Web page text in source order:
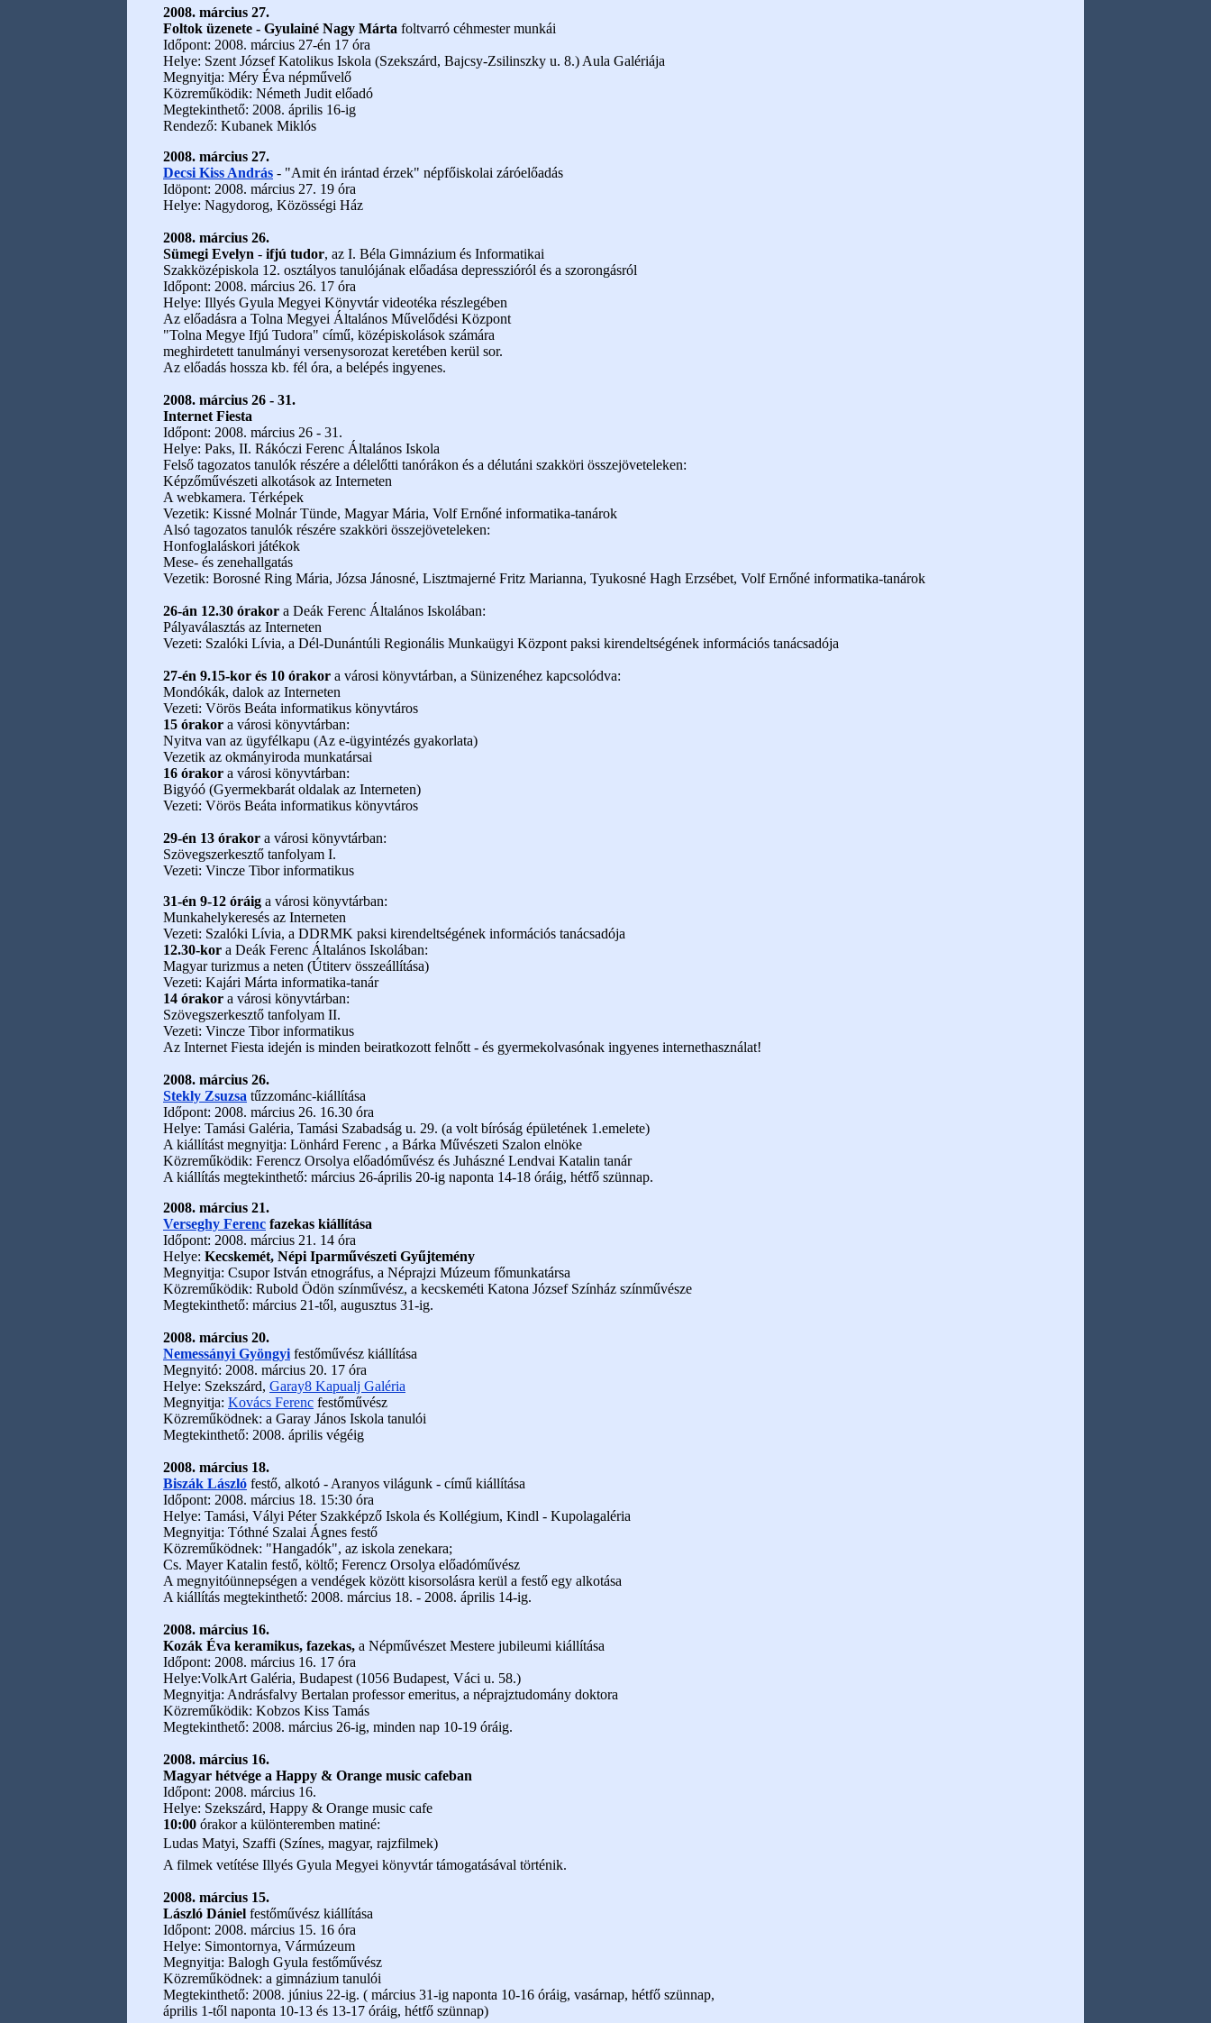
2008. március 27.
Foltok üzenete - Gyulainé Nagy Márta foltvarró céhmester munkái
Időpont: 2008. március 27-én 17 óra
Helye: Szent József Katolikus Iskola (Szekszárd, Bajcsy-Zsilinszky u. 8.) Aula Galériája
Megnyitja: Méry Éva népművelő
Közreműködik: Németh Judit előadó
Megtekinthető: 2008. április 16-ig
Rendező: Kubanek Miklós
2008. március 27.
Decsi Kiss András - "Amit én irántad érzek" népfőiskolai záróelőadás
Idöpont: 2008. március 27. 19 óra
Helye: Nagydorog, Közösségi Ház
2008. március 26.
Sümegi Evelyn - ifjú tudor, az I. Béla Gimnázium és Informatikai
Szakközépiskola 12. osztályos tanulójának előadása depresszióról és a szorongásról
Időpont: 2008. március 26. 17 óra
Helye: Illyés Gyula Megyei Könyvtár videotéka részlegében
Az előadásra a Tolna Megyei Általános Művelődési Központ
"Tolna Megye Ifjú Tudora" című, középiskolások számára
meghirdetett tanulmányi versenysorozat keretében kerül sor.
Az előadás hossza kb. fél óra, a belépés ingyenes.
2008. március 26 - 31.
Internet Fiesta
Időpont: 2008. március 26 - 31.
Helye: Paks, II. Rákóczi Ferenc Általános Iskola
Felső tagozatos tanulók részére a délelőtti tanórákon és a délutáni szakköri összejöveteleken:
Képzőművészeti alkotások az Interneten
A webkamera. Térképek
Vezetik: Kissné Molnár Tünde, Magyar Mária, Volf Ernőné informatika-tanárok
Alsó tagozatos tanulók részére szakköri összejöveteleken:
Honfoglaláskori játékok
Mese- és zenehallgatás
Vezetik: Borosné Ring Mária, Józsa Jánosné, Lisztmajerné Fritz Marianna, Tyukosné Hagh Erzsébet, Volf Ernőné informatika-tanárok
26-án 12.30 órakor a Deák Ferenc Általános Iskolában:
Pályaválasztás az Interneten
Vezeti: Szalóki Lívia, a Dél-Dunántúli Regionális Munkaügyi Központ paksi kirendeltségének információs tanácsadója
27-én 9.15-kor és 10 órakor a városi könyvtárban, a Sünizenéhez kapcsolódva:
Mondókák, dalok az Interneten
Vezeti: Vörös Beáta informatikus könyvtáros
15 órakor a városi könyvtárban:
Nyitva van az ügyfélkapu (Az e-ügyintézés gyakorlata)
Vezetik az okmányiroda munkatársai
16 órakor a városi könyvtárban:
Bigyóó (Gyermekbarát oldalak az Interneten)
Vezeti: Vörös Beáta informatikus könyvtáros
29-én 13 órakor a városi könyvtárban:
Szövegszerkesztő tanfolyam I.
Vezeti: Vincze Tibor informatikus
31-én 9-12 óráig a városi könyvtárban:
Munkahelykeresés az Interneten
Vezeti: Szalóki Lívia, a DDRMK paksi kirendeltségének információs tanácsadója
12.30-kor a Deák Ferenc Általános Iskolában:
Magyar turizmus a neten (Útiterv összeállítása)
Vezeti: Kajári Márta informatika-tanár
14 órakor a városi könyvtárban:
Szövegszerkesztő tanfolyam II.
Vezeti: Vincze Tibor informatikus
Az Internet Fiesta idején is minden beiratkozott felnőtt - és gyermekolvasónak ingyenes internethasználat!
2008. március 26.
Stekly Zsuzsa tűzzománc-kiállítása
Időpont: 2008. március 26. 16.30 óra
Helye: Tamási Galéria, Tamási Szabadság u. 29. (a volt bíróság épületének 1.emelete)
A kiállítást megnyitja: Lönhárd Ferenc , a Bárka Művészeti Szalon elnöke
Közreműködik: Ferencz Orsolya előadóművész és Juhászné Lendvai Katalin tanár
A kiállítás megtekinthető: március 26-április 20-ig naponta 14-18 óráig, hétfő szünnap.
2008. március 21.
Verseghy Ferenc fazekas kiállítása
Időpont: 2008. március 21. 14 óra
Helye: Kecskemét, Népi Iparművészeti Gyűjtemény
Megnyitja: Csupor István etnográfus, a Néprajzi Múzeum főmunkatársa
Közreműködik: Rubold Ödön színművész, a kecskeméti Katona József Színház színművésze
Megtekinthető: március 21-től, augusztus 31-ig.
2008. március 20.
Nemessányi Gyöngyi festőművész kiállítása
Megnyitó: 2008. március 20. 17 óra
Helye: Szekszárd, Garay8 Kapualj Galéria
Megnyitja: Kovács Ferenc festőművész
Közreműködnek: a Garay János Iskola tanulói
Megtekinthető: 2008. április végéig
2008. március 18.
Biszák László festő, alkotó - Aranyos világunk - című kiállítása
Időpont: 2008. március 18. 15:30 óra
Helye: Tamási, Vályi Péter Szakképző Iskola és Kollégium, Kindl - Kupolagaléria
Megnyitja: Tóthné Szalai Ágnes festő
Közreműködnek: "Hangadók", az iskola zenekara;
Cs. Mayer Katalin festő, költő; Ferencz Orsolya előadóművész
A megnyitóünnepségen a vendégek között kisorsolásra kerül a festő egy alkotása
A kiállítás megtekinthető: 2008. március 18. - 2008. április 14-ig.
2008. március 16.
Kozák Éva keramikus, fazekas, a Népművészet Mestere jubileumi kiállítása
Időpont: 2008. március 16. 17 óra
Helye:VolkArt Galéria, Budapest (1056 Budapest, Váci u. 58.)
Megnyitja: Andrásfalvy Bertalan professor emeritus, a néprajztudomány doktora
Közreműködik: Kobzos Kiss Tamás
Megtekinthető: 2008. március 26-ig, minden nap 10-19 óráig.
2008. március 16.
Magyar hétvége a Happy & Orange music cafeban
Időpont: 2008. március 16.
Helye: Szekszárd, Happy & Orange music cafe
10:00 órakor a különteremben matiné:
Ludas Matyi, Szaffi (Színes, magyar, rajzfilmek)
A filmek vetítése Illyés Gyula Megyei könyvtár támogatásával történik.
2008. március 15.
László Dániel festőművész kiállítása
Időpont: 2008. március 15. 16 óra
Helye: Simontornya, Vármúzeum
Megnyitja: Balogh Gyula festőművész
Közreműködnek: a gimnázium tanulói
Megtekinthető: 2008. június 22-ig. ( március 31-ig naponta 10-16 óráig, vasárnap, hétfő szünnap,
április 1-től naponta 10-13 és 13-17 óráig, hétfő szünnap)